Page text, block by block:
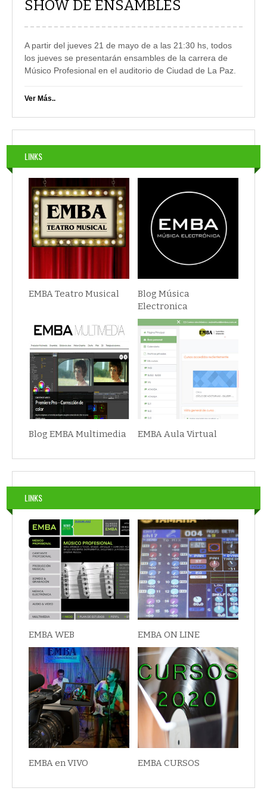
SHOW DE ENSAMBLES
A partir del jueves 21 de mayo de a las 21:30 hs, todos
los jueves se presentarán ensambles de la carrera de
Músico Profesional en el auditorio de Ciudad de La Paz.
Ver Más..
LINKS
EMBA Teatro Musical
Blog Música
Electronica
Blog EMBA Multimedia EMBA Aula Virtual
LINKS
EMBA WEB EMBA ON LINE
EMBA en VIVO EMBA CURSOS